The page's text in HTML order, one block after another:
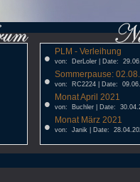
• PLM - Verleihung
von: DerLoler | Date:
• Sommerpause:
von: RC2224 | Date:
• Monat April 2021
von: Buchler | Date:
• Monat März 2021
von: Janik | Date: